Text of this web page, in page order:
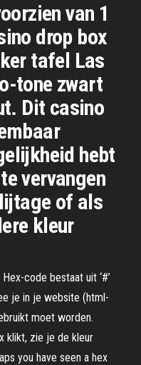
van 1
drop box
tafel Las
tone zwart
Dit casino
hebt
vervangen
of als
kleur
code bestaat uit ‘#’
je in je website (html-
moet worden.
klikt, zie je de kleur
you have seen a hex